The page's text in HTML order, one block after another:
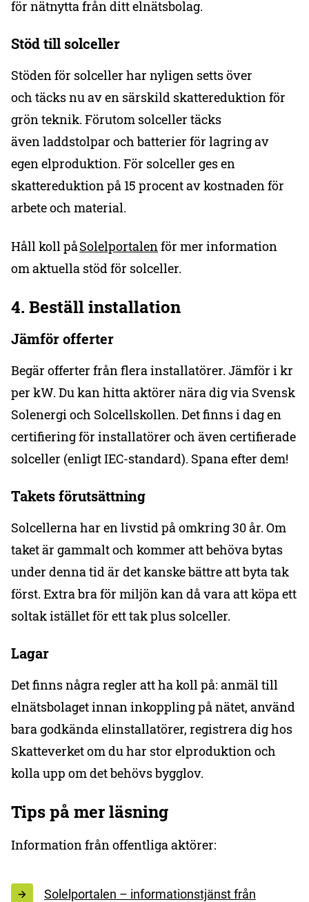
för nätnytta från ditt elnätsbolag.
Stöd till solceller
Stöden för solceller har nyligen setts över
och täcks nu av en särskild skattereduktion för
grön teknik. Förutom solceller täcks
även laddstolpar och batterier för lagring av
egen elproduktion. För solceller ges en
skattereduktion på 15 procent av kostnaden för
arbete och material.
Håll koll påSolelportalenför mer information
om aktuella stöd för solceller.
4. Beställ installation
Jämför offerter
Begär offerter från flera installatörer. Jämför i kr
per kW. Du kan hitta aktörer nära dig via Svensk
Solenergi och Solcellskollen. Det finns i dag en
certifiering för installatörer och även certifierade
solceller (enligt IEC-standard). Spana efter dem!
Takets förutsättning
Solcellerna har en livstid på omkring 30 år. Om
taket är gammalt och kommer att behöva bytas
under denna tid är det kanske bättre att byta tak
först. Extra bra för miljön kan då vara att köpa ett
soltak istället för ett tak plus solceller.
Lagar
Det finns några regler att ha koll på: anmäl till
elnätsbolaget innan inkoppling på nätet, använd
bara godkända elinstallatörer, registrera dig hos
Skatteverket om du har stor elproduktion och
kolla upp om det behövs bygglov.
Tips på mer läsning
Information från offentliga aktörer:
Solelportalen – informationstjänst från